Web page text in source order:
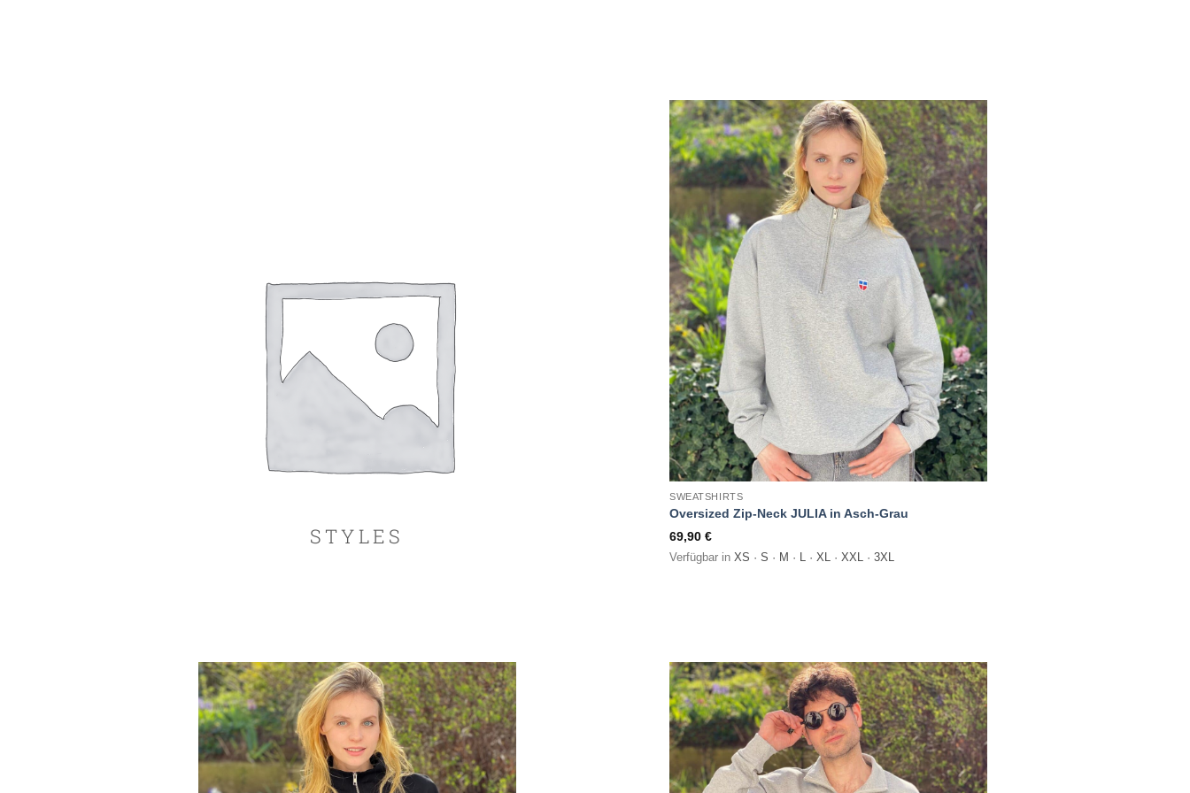
STYLES
SWEATSHIRTS
Oversized Zip-Neck JULIA in Asch-Grau
69,90€
Verfügbar inXS · S · M · L · XL · XXL · 3XL